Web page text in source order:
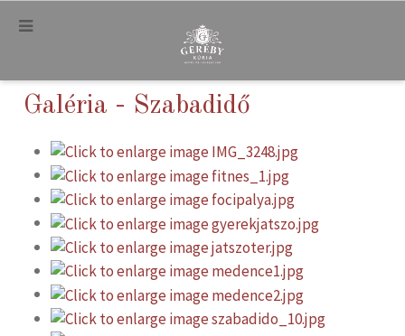
.
Galéria - Szabadidő